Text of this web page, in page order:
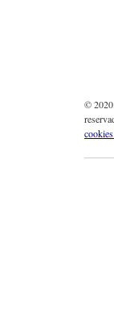
©
cookies.